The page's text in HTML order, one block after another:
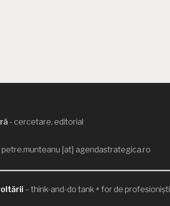
- cercetare, editorial
petre.munteanu [at] agendastrategica.ro
– think-and-do tank + for de profesioniști